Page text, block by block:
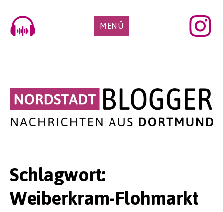
content
MENÜ
Schlagwort:
Weiberkram-Flohmarkt